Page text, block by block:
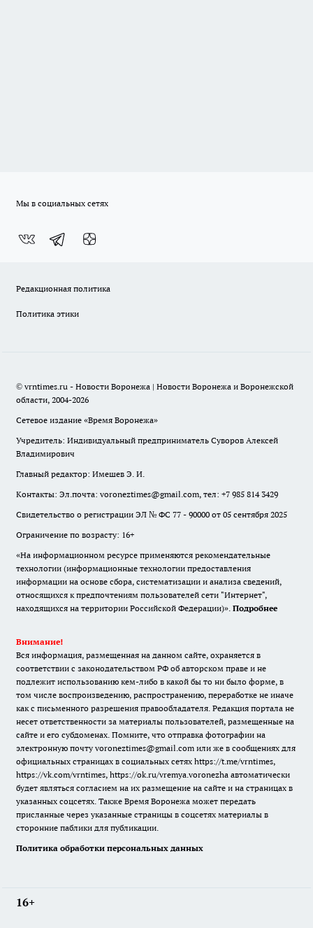
Мы в социальных сетях
Редакционная политика
Политика этики
© vrntimes.ru - Новости Воронежа | Новости Воронежа и Воронежской
области, 2004-2026
Сетевое издание «Время Воронежа»
Учредитель: Индивидуальный предприниматель Суворов Алексей
Владимирович
Главный редактор: Имешев Э. И.
Контакты: Эл.почта: voroneztimes@gmail.com, тел: +7 985 814 3429
Свидетельство о регистрации ЭЛ № ФС 77 - 90000 от 05 сентября 2025
Ограничение по возрасту: 16+
«На информационном ресурсе применяются рекомендательные
технологии (информационные технологии предоставления
информации на основе сбора, систематизации и анализа сведений,
относящихся к предпочтениям пользователей сети "Интернет",
находящихся на территории Российской Федерации)». Подробнее
Внимание!
Вся информация, размещенная на данном сайте, охраняется в
соответствии с законодательством РФ об авторском праве и не
подлежит использованию кем-либо в какой бы то ни было форме, в
том числе воспроизведению, распространению, переработке не иначе
как с письменного разрешения правообладателя. Редакция портала не
несет ответственности за материалы пользователей, размещенные на
сайте и его субдоменах. Помните, что отправка фотографии на
электронную почту voroneztimes@gmail.com или же в сообщениях для
официальных страницах в социальных сетях https://t.me/vrntimes,
https://vk.com/vrntimes, https://ok.ru/vremya.voronezha автоматически
будет являться согласием на их размещение на сайте и на страницах в
указанных соцсетях. Также Время Воронежа может передать
присланные через указанные страницы в соцсетях материалы в
сторонние паблики для публикации.
Политика обработки персональных данных
16+